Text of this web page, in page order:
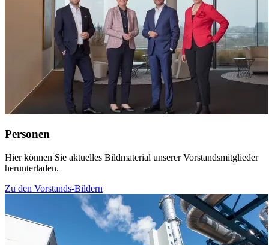
Personen
Hier können Sie aktuelles Bildmaterial unserer Vorstandsmitglieder
herunterladen.
Zu den Vorstands-Bildern